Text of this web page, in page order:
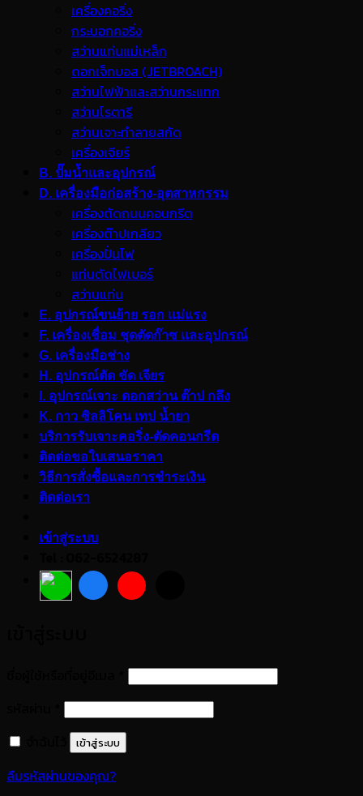
เครื่องคอริ่ง
กระบอกคอริ่ง
สว่านแท่นแม่เหล็ก
ดอกเจ็ทบอส (JETBROACH)
สว่านไฟฟ้าและสว่านกระแทก
สว่านโรตารี
สว่านเจาะทำลายสกัด
เครื่องเจียร์
B. ปั๊มน้ำและอุปกรณ์
D. เครื่องมือก่อสร้าง-อุตสาหกรรม
เครื่องตัดถนนคอนกรีต
เครื่องต๊าปเกลียว
เครื่องปั่นไฟ
แท่นตัดไฟเบอร์
สว่านแท่น
E. อุปกรณ์ขนย้าย รอก แม่แรง
F. เครื่องเชื่อม ชุดตัดก๊าซ และอุปกรณ์
G. เครื่องมือช่าง
H. อุปกรณ์ตัด ขัด เจียร
I. อุปกรณ์เจาะ ดอกสว่าน ต๊าป กลึง
K. กาว ซิลลิโคน เทป น้ำยา
บริการรับเจาะคอริ่ง-ตัดคอนกรีต
ติดต่อขอใบเสนอราคา
วิธีการสั่งซื้อและการชำระเงิน
ติดต่อเรา
เข้าสู่ระบบ
ต้องการ
ต้องการ
เข้าสู่ระบบ
ลืมรหัสผ่านของคุณ?